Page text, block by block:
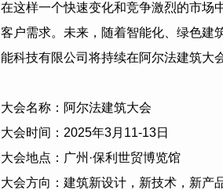
在这样一个快速变化和竞争激烈的市场
客户需求。未来，随着智能化、绿色建
能科技有限公司 将持续在阿尔法建筑大
大会名称：阿尔法建筑大会
大会时间： 2025年3月 11-13日
大会地点：广州·保利世贸博览馆
大会方向：建筑新设计，新技术，新产